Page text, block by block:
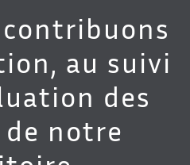
contribuons
au suivi
des
de notre